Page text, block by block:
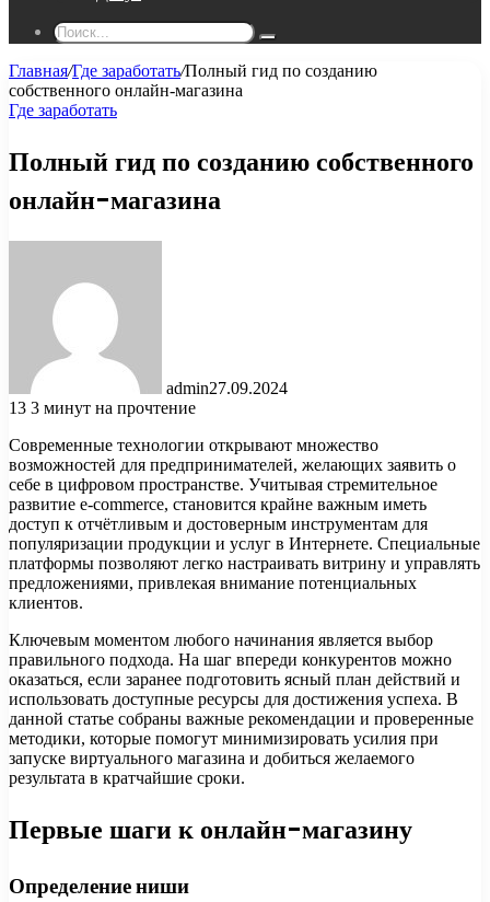
Поиск...
Главная/Где заработать/Полный гид по созданию
собственного онлайн-магазина
Где заработать
Полный гид по созданию собственного
онлайн-магазина
admin27.09.2024
13 3 минут на прочтение
Современные технологии открывают множество
возможностей для предпринимателей, желающих заявить о
себе в цифровом пространстве. Учитывая стремительное
развитие e-commerce, становится крайне важным иметь
доступ к отчётливым и достоверным инструментам для
популяризации продукции и услуг в Интернете. Специальные
платформы позволяют легко настраивать витрину и управлять
предложениями, привлекая внимание потенциальных
клиентов.
Ключевым моментом любого начинания является выбор
правильного подхода. На шаг впереди конкурентов можно
оказаться, если заранее подготовить ясный план действий и
использовать доступные ресурсы для достижения успеха. В
данной статье собраны важные рекомендации и проверенные
методики, которые помогут минимизировать усилия при
запуске виртуального магазина и добиться желаемого
результата в кратчайшие сроки.
Первые шаги к онлайн-магазину
Определение ниши